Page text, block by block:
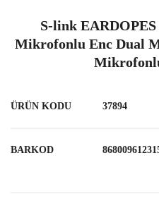
S-link
Mikrofonlu Enc Dual
ÜRÜN KODU 37894
BARKOD